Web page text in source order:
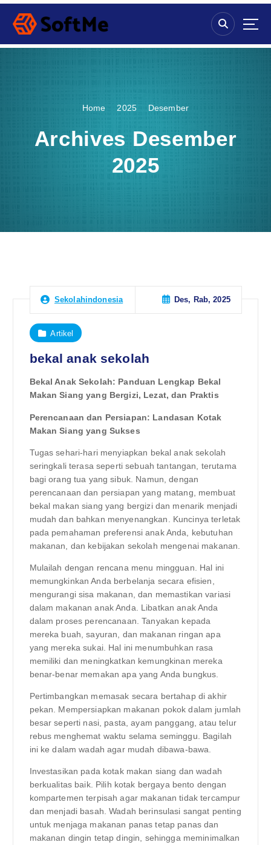
S
p
Home 2025 Desember
Archives Desember
2025
Sekolahindonesia Des, Rab, 2025
Artikel
bekal anak sekolah
Bekal Anak Sekolah: Panduan Lengkap Bekal
Makan Siang yang Bergizi, Lezat, dan Praktis
Perencanaan dan Persiapan: Landasan Kotak
Makan Siang yang Sukses
Tugas sehari-hari menyiapkan bekal anak sekolah
seringkali terasa seperti sebuah tantangan, terutama
bagi orang tua yang sibuk. Namun, dengan
perencanaan dan persiapan yang matang, membuat
bekal makan siang yang bergizi dan menarik menjadi
mudah dan bahkan menyenangkan. Kuncinya terletak
pada pemahaman preferensi anak Anda, kebutuhan
makanan, dan kebijakan sekolah mengenai makanan.
Mulailah dengan rencana menu mingguan. Hal ini
memungkinkan Anda berbelanja secara efisien,
mengurangi sisa makanan, dan memastikan variasi
dalam makanan anak Anda. Libatkan anak Anda
dalam proses perencanaan. Tanyakan kepada
mereka buah, sayuran, dan makanan ringan apa
yang mereka sukai. Hal ini menumbuhkan rasa
memiliki dan meningkatkan kemungkinan mereka
benar-benar memakan apa yang Anda bungkus.
Pertimbangkan memasak secara bertahap di akhir
pekan. Mempersiapkan makanan pokok dalam jumlah
besar seperti nasi, pasta, ayam panggang, atau telur
rebus menghemat waktu selama seminggu. Bagilah
ini ke dalam wadah agar mudah dibawa-bawa.
Investasikan pada kotak makan siang dan wadah
berkualitas baik. Pilih kotak bergaya bento dengan
kompartemen terpisah agar makanan tidak tercampur
dan menjadi basah. Wadah berinsulasi sangat penting
untuk menjaga makanan panas tetap panas dan
makanan dingin tetap dingin, sehingga meminimalkan